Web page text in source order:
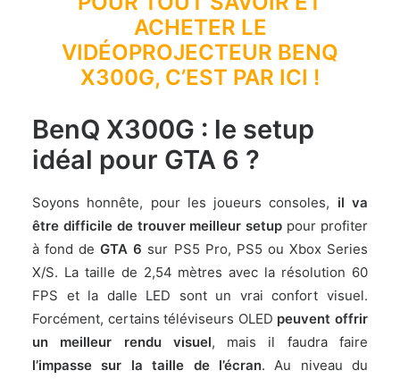
ACHETER LE
VIDÉOPROJECTEUR BENQ
X300G, C’EST PAR ICI !
BenQ X300G : le setup
idéal pour GTA 6 ?
Soyons honnête, pour les joueurs consoles, il va
être difficile de trouver meilleur setup pour profiter
à fond deGTA 6 sur PS5 Pro, PS5 ou Xbox Series
X/S. La taille de 2,54 mètres avec la résolution 60
FPS et la dalle LED sont un vrai confort visuel.
Forcément, certains téléviseurs OLED peuvent offrir
un meilleur rendu visuel, mais il faudra faire
l’impasse sur la taille de l’écran. Au niveau du